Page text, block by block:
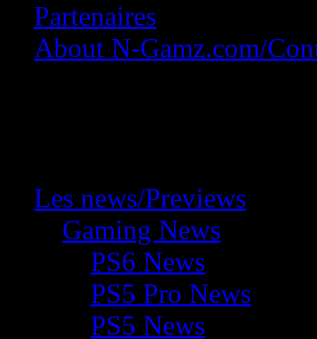
Partenaires
About N-Gamz.com/
Les news/Previews
Gaming News
PS6 News
PS5 Pro News
PS5 News